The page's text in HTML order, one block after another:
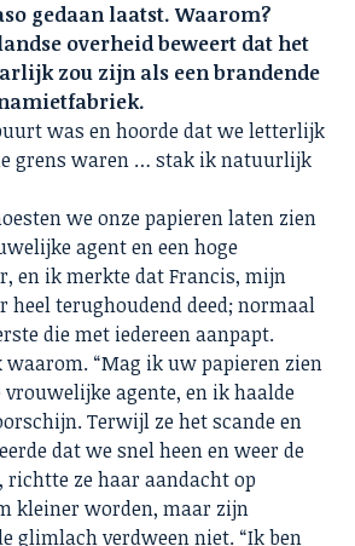
gedaan laatst. Waarom?
overheid beweert dat het
zou zijn als een brandende
was en hoorde dat we letterlijk
grens waren … stak ik natuurlijk
we onze papieren laten zien
agent en een hoge
en ik merkte dat Francis, mijn
heel terughoudend deed; normaal
die met iedereen aanpapt.
waarom. “Mag ik uw papieren zien
vrouwelijke agente, en ik haalde
Terwijl ze het scande en
dat we snel heen en weer de
richtte ze haar aandacht op
kleiner worden, maar zijn
glimlach verdween niet. “Ik ben